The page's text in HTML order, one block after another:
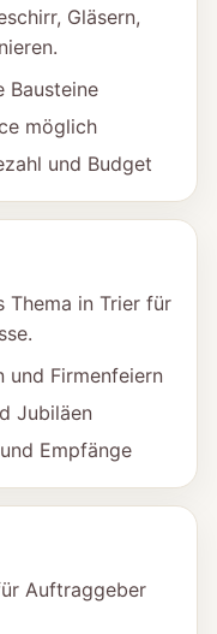
Gläsern,
Bausteine
möglich
und Budget
Thema in Trier für
und Firmenfeiern
Jubiläen
Empfänge
Auftraggeber